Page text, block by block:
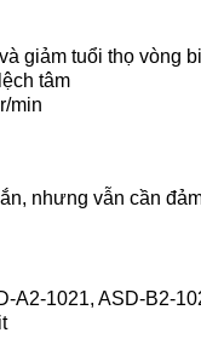
giảm tuổi thọ vòng
tâm
min
nhưng vẫn cần
A2-1021, ASD-B2-